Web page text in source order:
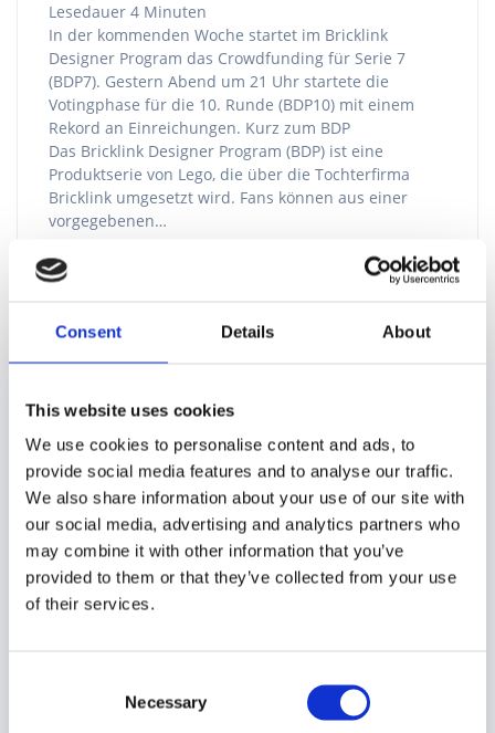
Consent Details About
This website uses cookies
We use cookies to personalise content and ads, to
provide social media features and to analyse our traffic.
We also share information about your use of our site with
our social media, advertising and analytics partners who
may combine it with other information that you’ve
provided to them or that they’ve collected from your use
of their services.
Necessary
Lesedauer 4 Minuten
In der kommenden Woche startet im Bricklink
Designer Program das Crowdfunding für Serie 7
(BDP7). Gestern Abend um 21 Uhr startete die
Votingphase für die 10. Runde (BDP10) mit einem
Rekord an Einreichungen. Kurz zum BDP
Das Bricklink Designer Program (BDP) ist eine
Produktserie von Lego, die über die Tochterfirma
Bricklink umgesetzt wird. Fans können aus einer
vorgegebenen…
Weiterlesen
Neueste Beiträge
Bricklink Designer Program Series 11 – Das Fanvoting
12. Mai 2026
Bricklink Designer Program Series 10 – Das Fanvoting
10. Februar 2026
9. Januar 2026
6. Januar 2026